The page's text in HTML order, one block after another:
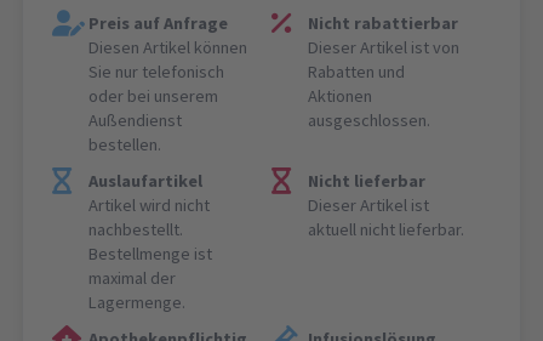
Preis auf Anfrage
Diesen Artikel können
Sie nur telefonisch
oder bei unserem
Außendienst
bestellen.
Nicht rabattierbar
Dieser Artikel ist von
Rabatten und
Aktionen
ausgeschlossen.
Auslaufartikel
Artikel wird nicht
nachbestellt.
Bestellmenge ist
maximal der
Lagermenge.
Nicht lieferbar
Dieser Artikel ist
aktuell nicht lieferbar.